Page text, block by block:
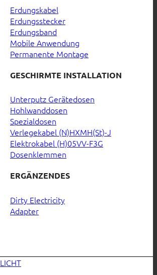
Erdungskabel
Erdungsstecker
Erdungsband
Mobile Anwendung
Permanente Montage
GESCHIRMTE INSTALLATION
Unterputz Gerätedosen
Hohlwanddosen
Spezialdosen
Verlegekabel (N)HXMH(St)-J
Elektrokabel (H)05VV-F3G
Dosenklemmen
ERGÄNZENDES
Dirty Electricity
Adapter
LICHT